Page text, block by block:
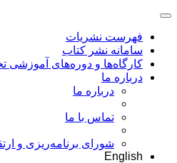
فهرست نشریات
سامانه نشر کتاب
کارگاه‌ها و دوره‌های
درباره ما
درباره ما
تماس با ما
شورای برنامه‌ریزی و
English